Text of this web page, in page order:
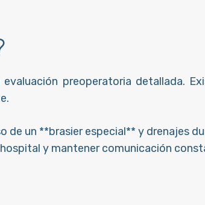
preoperatoria detallada.
de un **brasier especial** y drenajes
y mantener comunicación